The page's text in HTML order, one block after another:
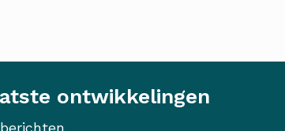
ontwikkelingen